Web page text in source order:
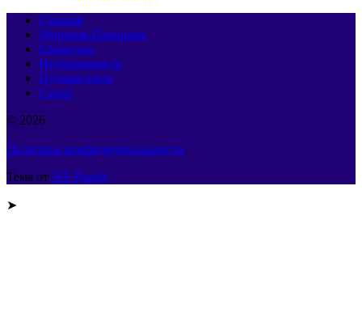
Главная
Мировая Панорама
Общество
Недвижимость
Путешествия
Спорт
© 2026
Политика конфиденциальности
Тема от WP Puzzle
➤